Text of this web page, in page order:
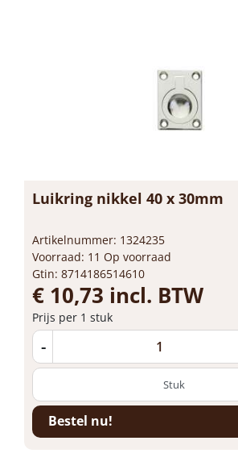
Luikring nikkel 40 x 30mm
Artikelnummer: 1324235
Voorraad: 11 Op voorraad
Gtin: 8714186514610
€ 10,73 incl. BTW
Prijs per 1 stuk
-
Bestel nu!